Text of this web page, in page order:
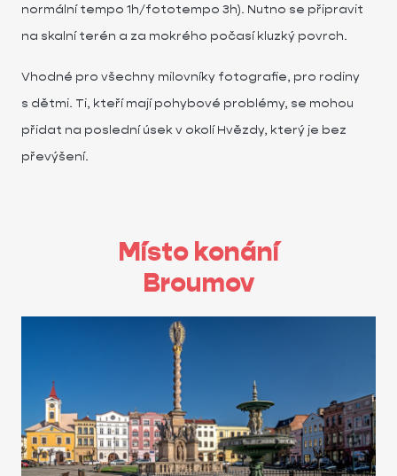
normální tempo 1h/fototempo 3h). Nutno se připravit
na skalní terén a za mokrého počasí kluzký povrch.
Vhodné pro všechny milovníky fotografie, pro rodiny
s dětmi. Ti, kteří mají pohybové problémy, se mohou
přidat na poslední úsek v okolí Hvězdy, který je bez
převýšení.
Místo konání
Broumov